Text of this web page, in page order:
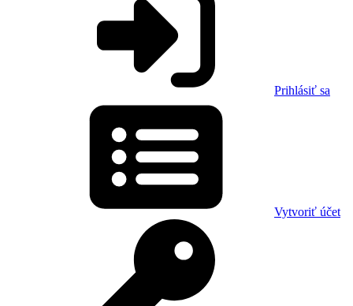
Prihlásiť sa
Vytvoriť účet